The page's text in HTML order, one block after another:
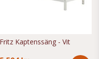
Fritz Kaptenssäng - Vit